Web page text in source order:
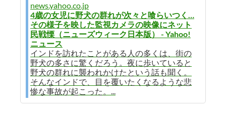
news.yahoo.co.jp
4歳の女児に野犬の群れが次々と喰らいつく…
その様子を映した監視カメラの映像にネット
民戦慄（ニューズウィーク日本版） - Yahoo!
ニュース
インドを訪れたことがある人の多くは、街の
野犬の多さに驚くだろう。夜に歩いていると
野犬の群れに襲われかけたという話も聞く。
そんなインドで、目を覆いたくなるような悲
惨な事故が起こった。...